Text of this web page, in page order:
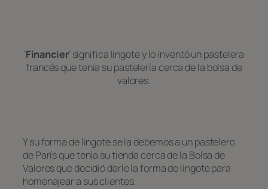
‘Financier‘ significa lingote y lo inventó un pastelera
francés que tenía su pastelería cerca de la bolsa de
valores.
Y su forma de lingote se la debemos a un pastelero
de París que tenía su tienda cerca de la Bolsa de
Valores que decidió darle la forma de lingote para
homenajear a sus clientes.